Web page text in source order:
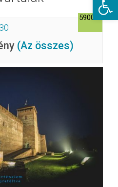
(Az összes)
5900Ft